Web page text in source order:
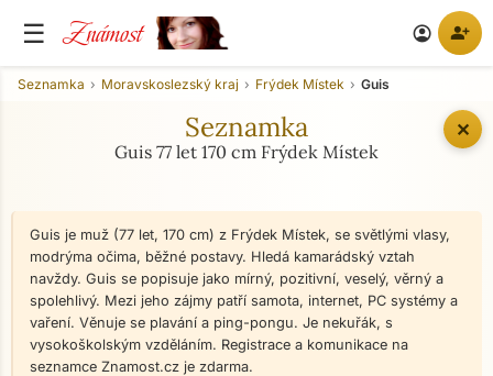
☰ Známost account_circle person_add
✕
Seznamka Moravskoslezský kraj Frýdek Místek Guis
Seznamka
Guis 77 let 170 cm Frýdek Místek
Guis je muž (77 let, 170 cm) z Frýdek Místek, se světlými vlasy,
modrýma očima, běžné postavy. Hledá kamarádský vztah
navždy. Guis se popisuje jako mírný, pozitivní, veselý, věrný a
spolehlivý. Mezi jeho zájmy patří samota, internet, PC systémy a
vaření. Věnuje se plavání a ping-pongu. Je nekuřák, s
vysokoškolským vzděláním. Registrace a komunikace na
seznamce Znamost.cz je zdarma.